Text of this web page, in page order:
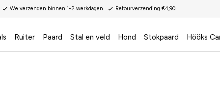
We verzenden binnen 1-2 werkdagen Retourverzending €4,90
Ruiter Paard Stal en veld Hond Stokpaard Hööks